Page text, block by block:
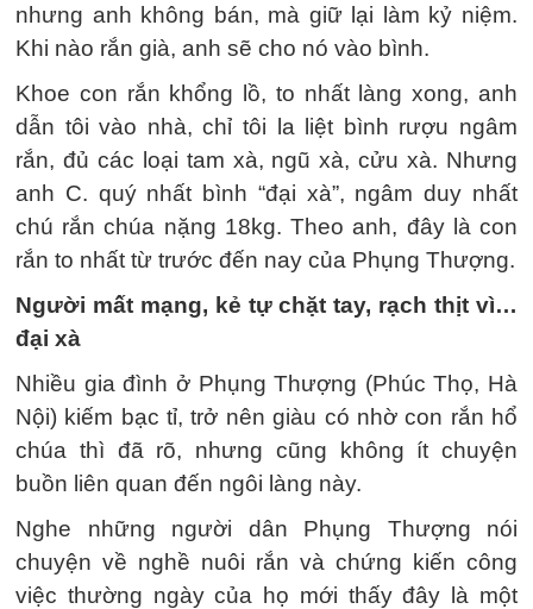
nhưng anh không bán, mà giữ lại làm kỷ niệm.
Khi nào rắn già, anh sẽ cho nó vào bình.
Khoe con rắn khổng lồ, to nhất làng xong, anh
dẫn tôi vào nhà, chỉ tôi la liệt bình rượu ngâm
rắn, đủ các loại tam xà, ngũ xà, cửu xà. Nhưng
anh C. quý nhất bình “đại xà”, ngâm duy nhất
chú rắn chúa nặng 18kg. Theo anh, đây là con
rắn to nhất từ trước đến nay của Phụng Thượng.
Người mất mạng, kẻ tự chặt tay, rạch thịt vì…
đại xà
Nhiều gia đình ở Phụng Thượng (Phúc Thọ, Hà
Nội) kiếm bạc tỉ, trở nên giàu có nhờ con rắn hổ
chúa thì đã rõ, nhưng cũng không ít chuyện
buồn liên quan đến ngôi làng này.
Nghe những người dân Phụng Thượng nói
chuyện về nghề nuôi rắn và chứng kiến công
việc thường ngày của họ mới thấy đây là một